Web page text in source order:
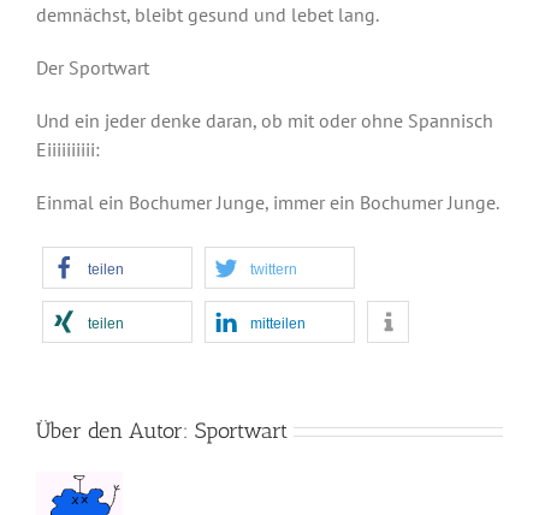
demnächst, bleibt gesund und lebet lang.
Der Sportwart
Und ein jeder denke daran, ob mit oder ohne Spannisch
Eiiiiiiiiii:
Einmal ein Bochumer Junge, immer ein Bochumer Junge.
teilen twittern
teilen mitteilen
Über den Autor: Sportwart